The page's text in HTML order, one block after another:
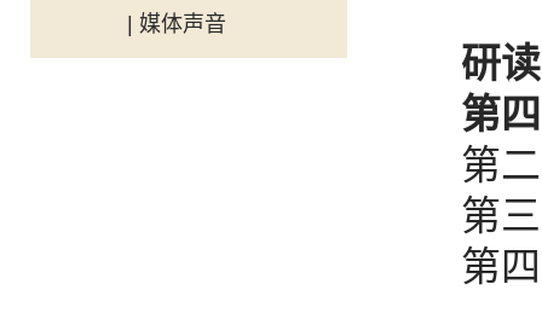
| 媒体声音
研
第
第
第
第